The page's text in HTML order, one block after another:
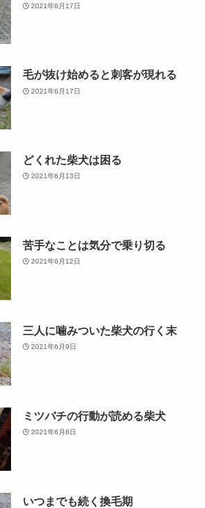
2021年6月17日
毛が抜け始めると刺客が現れる
2021年6月17日
どくれた柴犬は困る
2021年6月13日
苦手なことは気分で乗り切る
2021年6月12日
三人に噛みついた柴犬の行く末
2021年6月9日
ミツバチの行動が読める柴犬
2021年6月8日
いつまでも続く換毛期